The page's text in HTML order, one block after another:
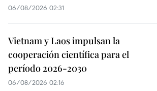
06/08/2026 02:31
Vietnam y Laos impulsan la
cooperación científica para el
período 2026-2030
06/08/2026 02:16